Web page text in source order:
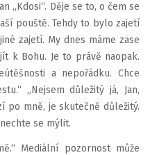
„Kdosi“. Děje se to, o čem se
pouště. Tehdy to bylo zajetí
zajetí. My dnes máme zase
k Bohu. Je to právě naopak.
a nepořádku. Chce
„Nejsem důležitý já, Jan,
po mně, je skutečně důležitý.
se mýlit.
Mediální pozornost může